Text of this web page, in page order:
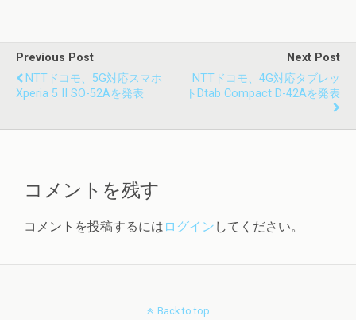
Previous Post
NTTドコモ、5G対応スマホ
Xperia 5 II SO-52Aを発表
Next Post
NTTドコモ、4G対応タブレッ
トdtab Compact D-42Aを発表
コメントを残す
コメントを投稿するには ログイン してください。
Back to top